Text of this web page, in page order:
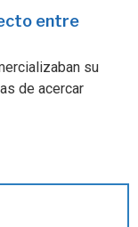
entre
su
de acercar